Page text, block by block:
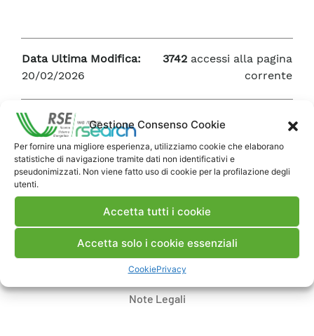
Gestione Consenso Cookie
Per fornire una migliore esperienza, utilizziamo cookie che elaborano
statistiche di navigazione tramite dati non identificativi e
pseudonimizzati. Non viene fatto uso di cookie per la profilazione degli
utenti.
Accetta tutti i cookie
Accetta solo i cookie essenziali
CookiePrivacy
Data Ultima Modifica:
20/02/2026
3742 accessi alla pagina
corrente
Contatti
Note Legali